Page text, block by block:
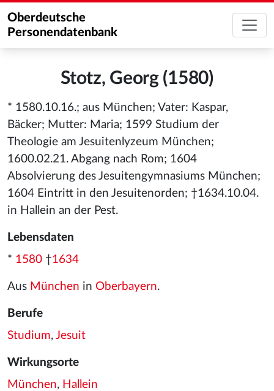
Oberdeutsche
Personendatenbank
Stotz, Georg (1580)
* 1580.10.16.; aus München; Vater: Kaspar,
Bäcker; Mutter: Maria; 1599 Studium der
Theologie am Jesuitenlyzeum München;
1600.02.21. Abgang nach Rom; 1604
Absolvierung des Jesuitengymnasiums München;
1604 Eintritt in den Jesuitenorden; †1634.10.04.
in Hallein an der Pest.
Lebensdaten
* 1580 †1634
Aus München in Oberbayern.
Berufe
Studium, Jesuit
Wirkungsorte
München, Hallein